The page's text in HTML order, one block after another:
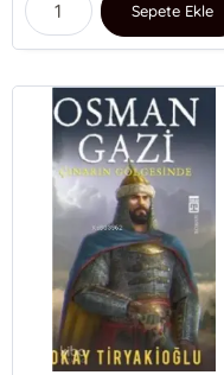
Sepete Ekle